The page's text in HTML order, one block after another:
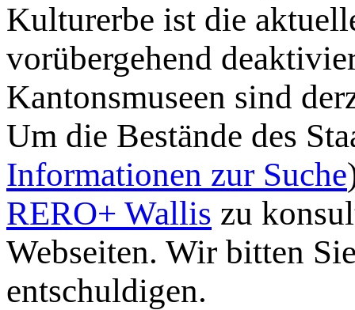
Kulturerbe ist die
vorübergehend
Kantonsmuseen sind
Um die Bestände des
Informationen zur Suche
RERO+ Wallis zu
Webseiten. Wir bitten
entschuldigen.